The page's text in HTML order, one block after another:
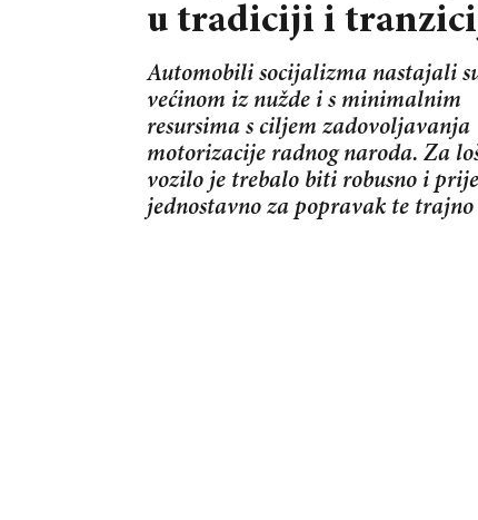
u tradiciji i
Automobili socijalizma nastajali
većinom iz nužde i s minimalnim
resursima s ciljem zadovoljavanja
motorizacije radnog naroda. Za
vozilo je trebalo biti robusno i prije
jednostavno za popravak te trajno